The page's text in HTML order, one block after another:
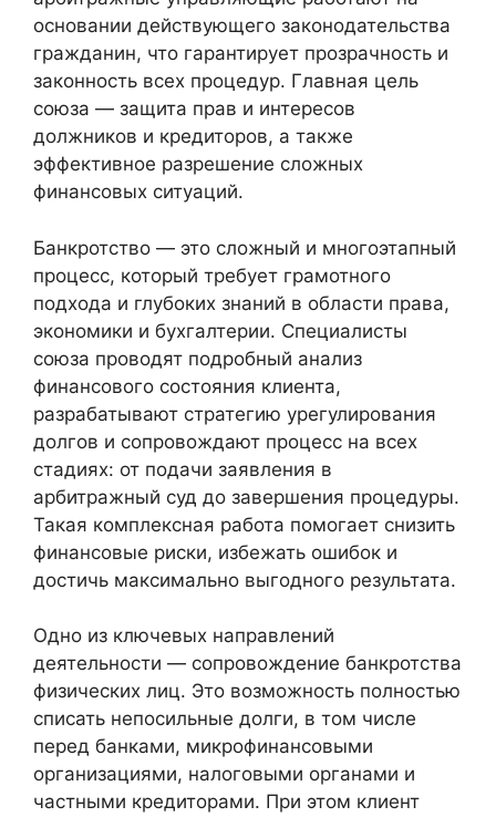
основании действующего законодательства
гражданин, что гарантирует прозрачность и
законность всех процедур. Главная цель
союза — защита прав и интересов
должников и кредиторов, а также
эффективное разрешение сложных
финансовых ситуаций.
Банкротство — это сложный и многоэтапный
процесс, который требует грамотного
подхода и глубоких знаний в области права,
экономики и бухгалтерии. Специалисты
союза проводят подробный анализ
финансового состояния клиента,
разрабатывают стратегию урегулирования
долгов и сопровождают процесс на всех
стадиях: от подачи заявления в
арбитражный суд до завершения процедуры.
Такая комплексная работа помогает снизить
финансовые риски, избежать ошибок и
достичь максимально выгодного результата.
Одно из ключевых направлений
деятельности — сопровождение банкротства
физических лиц. Это возможность полностью
списать непосильные долги, в том числе
перед банками, микрофинансовыми
организациями, налоговыми органами и
частными кредиторами. При этом клиент